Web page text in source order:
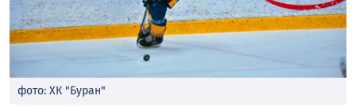
фото: ХК "Буран"